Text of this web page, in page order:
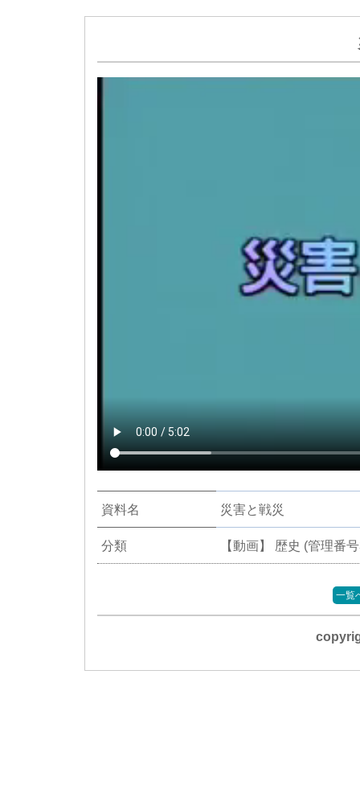
資料名 災害と戦災
分類 【動画】 歴史 (管理番
一覧